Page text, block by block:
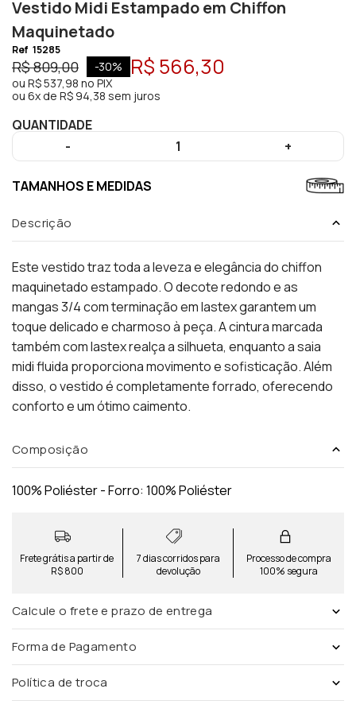
Vestido Midi Estampado em Chiffon
Maquinetado
Ref 15285
R$ 809,00 -30% R$ 566,30
ou R$ 537,98 no PIX
ou 6x de R$ 94,38 sem juros
QUANTIDADE
-
1 +
TAMANHOS E MEDIDAS
Descrição
Este vestido traz toda a leveza e elegância do chiffon
maquinetado estampado. O decote redondo e as
mangas 3/4 com terminação em lastex garantem um
toque delicado e charmoso à peça. A cintura marcada
também com lastex realça a silhueta, enquanto a saia
midi fluida proporciona movimento e sofisticação. Além
disso, o vestido é completamente forrado, oferecendo
conforto e um ótimo caimento.
Composição
100% Poliéster - Forro: 100% Poliéster
Frete grátis a partir de
R$ 800
7 dias corridos para
devolução
Processo de compra
100% segura
Calcule o frete e prazo de entrega
Forma de Pagamento
Política de troca